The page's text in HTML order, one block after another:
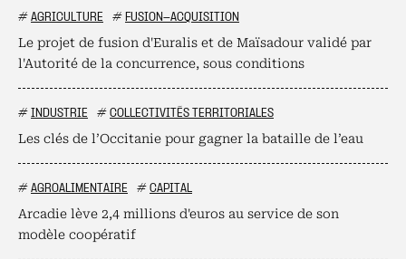
# AGRICULTURE # FUSION-ACQUISITION
Le projet de fusion d'Euralis et de Maïsadour validé par
l'Autorité de la concurrence, sous conditions
# INDUSTRIE # COLLECTIVITÉS TERRITORIALES
Les clés de l’Occitanie pour gagner la bataille de l’eau
# AGROALIMENTAIRE # CAPITAL
Arcadie lève 2,4 millions d'euros au service de son
modèle coopératif